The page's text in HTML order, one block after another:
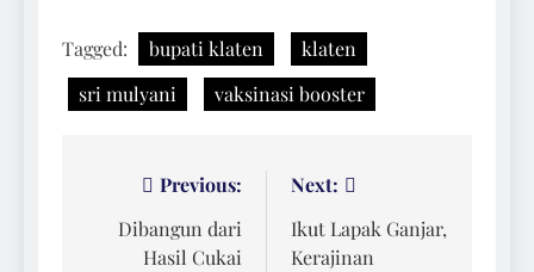
Tagged: bupati klaten
klaten
sri mulyani
vaksinasi booster
Navigasi
pos
Previous:
Dibangun dari
Hasil Cukai
Next:
Ikut Lapak Ganjar,
Kerajinan